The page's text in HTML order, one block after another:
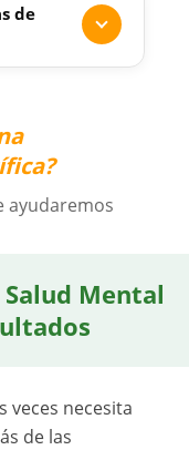
deberá
Chrome.
tener la
para
de
87 23
ayudaremos
Mental
veces necesita
de las